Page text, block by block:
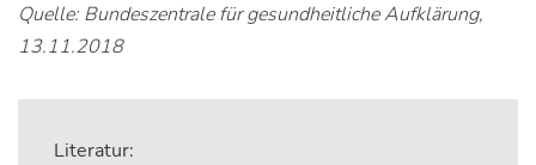
Quelle: Bundeszentrale für gesundheitliche Aufklärung,
13.11.2018
Literatur: